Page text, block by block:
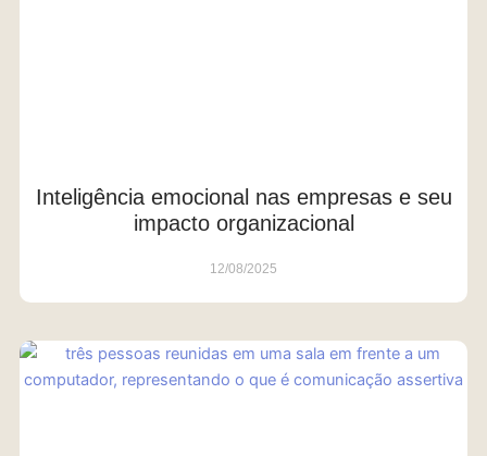
Inteligência emocional nas empresas e seu
impacto organizacional
12/08/2025